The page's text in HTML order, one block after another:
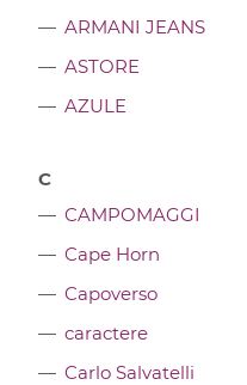
ARMANI JEANS
ASTORE
AZULE
C
CAMPOMAGGI
Cape Horn
Capoverso
caractere
Carlo Salvatelli